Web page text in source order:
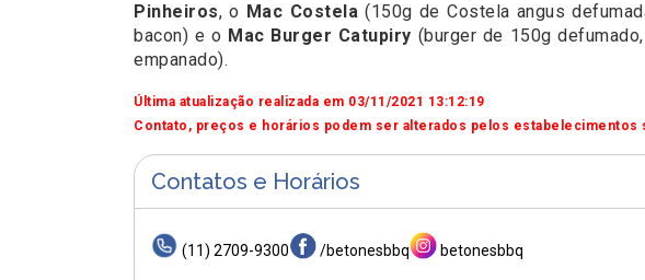
Pinheiros, o Mac Costela (150g de Costela angus
bacon) e o Mac Burger Catupiry (burger de 150g
empanado).
Última atualização realizada em 03/11/2021 13:12:19
Contato, preços e horários podem ser alterados pelos
Contatos e Horários
(11) 2709-9300 /betonesbbq betonesbbq